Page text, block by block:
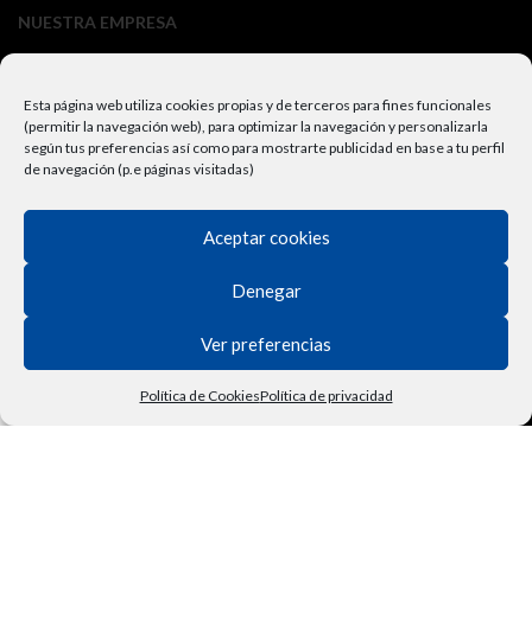
Esta página web utiliza cookies propias y de terceros para fines funcionales
(permitir la navegación web), para optimizar la navegación y personalizarla
según tus preferencias así como para mostrarte publicidad en base a tu perfil
de navegación (p.e páginas visitadas)
Aceptar cookies
Denegar
Ver preferencias
Política de CookiesPolítica de privacidad
NUESTRA EMPRESA
Términos y Condiciones
Derecho de Desisitimiento
Política de Privacidad
Política de Cookies
CarritoMi cuentaVehículo